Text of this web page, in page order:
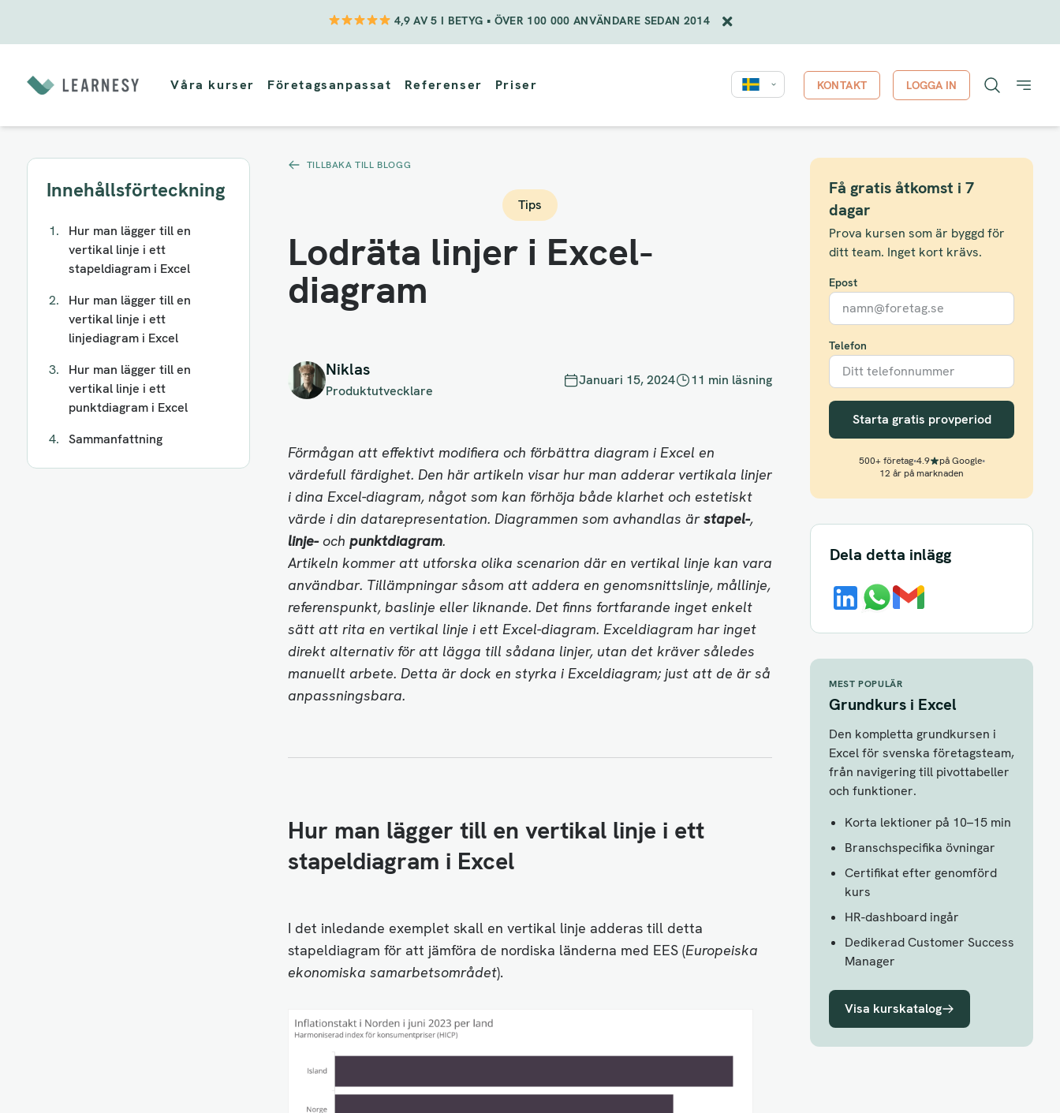
4,9 AV 5 I BETYG • ÖVER 100 000 ANVÄNDARE SEDAN 2014
innehåll
Våra kurser Företagsanpassat Referenser Priser KONTAKT LOGGA IN
Innehållsförteckning
Hur man lägger till en
vertikal linje i ett
stapeldiagram i Excel
Hur man lägger till en
vertikal linje i ett
linjediagram i Excel
Hur man lägger till en
vertikal linje i ett
punktdiagram i Excel
Sammanfattning
TILLBAKA TILL BLOGG
Tips
Lodräta linjer i Excel-
diagram
Niklas
Produktutvecklare
Januari 15, 2024 11 min läsning
Förmågan att effektivt modifiera och förbättra diagram i Excel en
värdefull färdighet. Den här artikeln visar hur man adderar vertikala linjer
i dina Excel-diagram, något som kan förhöja både klarhet och estetiskt
värde i din datarepresentation. Diagrammen som avhandlas ärstapel-,
linje-och punktdiagram.
Artikeln kommer att utforska olika scenarion där en vertikal linje kan vara
användbar. Tillämpningar såsom att addera en genomsnittslinje, mållinje,
referenspunkt, baslinje eller liknande. Det finns fortfarande inget enkelt
sätt att rita en vertikal linje i ett Excel-diagram. Exceldiagram har inget
direkt alternativ för att lägga till sådana linjer, utan det kräver således
manuellt arbete. Detta är dock en styrka i Exceldiagram; just att de är så
anpassningsbara.
Hur man lägger till en vertikal linje i ett
stapeldiagram i Excel
I det inledande exemplet skall en vertikal linje adderas till detta
stapeldiagram för att jämföra de nordiska länderna med EES (Europeiska
ekonomiska samarbetsområdet).
Få gratis åtkomst i 7
dagar
Prova kursen som är byggd för
ditt team. Inget kort krävs.
Epost
Telefon
Starta gratis provperiod
500+ företag•4.9 på Google•
12 år på marknaden
Dela detta inlägg
MEST POPULÄR
Grundkurs i Excel
Den kompletta grundkursen i
Excel för svenska företagsteam,
från navigering till pivottabeller
och funktioner.
Korta lektioner på 10–15 min
Branschspecifika övningar
Certifikat efter genomförd
kurs
HR-dashboard ingår
Dedikerad Customer Success
Manager
Visa kurskatalog